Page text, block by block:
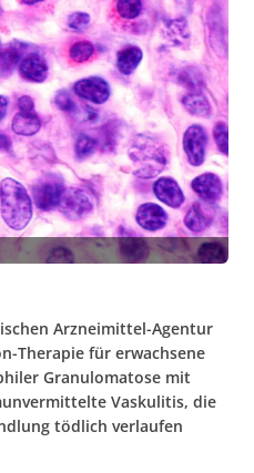
Arzneimittel-Agentur
Therapie für erwachsene
Granulomatose mit
Vaskulitis, die
tödlich verlaufen